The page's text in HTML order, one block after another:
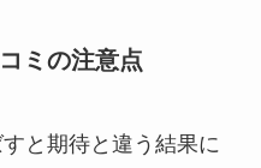
ミの注意点
と期待と違う結果に